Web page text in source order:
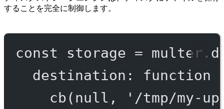
することを完全に制御します。
const storage = multer.
destination : function
cb( null ,
'/tmp/my-